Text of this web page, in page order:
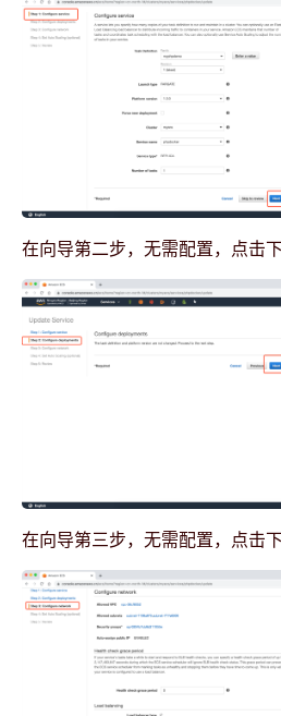
在向导第二步，无需配置，点击下
在向导第三步，无需配置，点击